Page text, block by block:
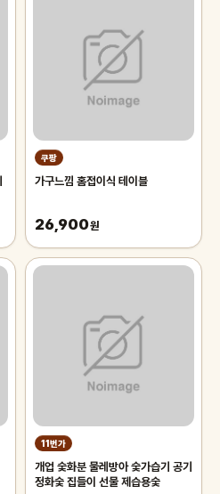
쿠팡
가구느낌 홈접이식 테이블
26,900원
11번가
개업 숯화분 물레방아 숯가습기 공기
정화숯 집들이 선물 제습용숯